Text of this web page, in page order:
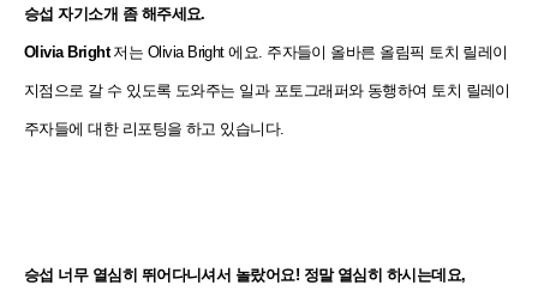
승섭자기소개 좀 해주세요.
Olivia Bright저는 Olivia Bright 에요. 주자들이 올바른 올림픽 토치 릴레이
지점으로 갈 수 있도록 도와주는 일과 포토그래퍼와 동행하여 토치 릴레이
주자들에 대한 리포팅을 하고 있습니다.
승섭 너무 열심히 뛰어다니셔서 놀랐어요! 정말 열심히 하시는데요,